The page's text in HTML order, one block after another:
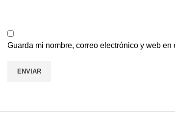
Guarda mi nombre, correo electrónico y web